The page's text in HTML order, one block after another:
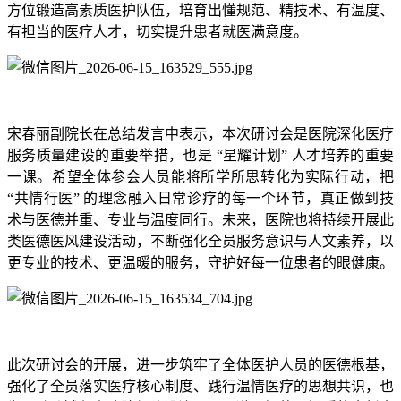
方位锻造高素质医护队伍，培育出懂规范、精技术、有温度、
有担当的医疗人才，切实提升患者就医满意度。
宋春丽副院长在总结发言中表示，本次研讨会是医院深化医疗
服务质量建设的重要举措，也是 “星耀计划” 人才培养的重要
一课。希望全体参会人员能将所学所思转化为实际行动，把
“共情行医” 的理念融入日常诊疗的每一个环节，真正做到技
术与医德并重、专业与温度同行。未来，医院也将持续开展此
类医德医风建设活动，不断强化全员服务意识与人文素养，以
更专业的技术、更温暖的服务，守护好每一位患者的眼健康。
此次研讨会的开展，进一步筑牢了全体医护人员的医德根基，
强化了全员落实医疗核心制度、践行温情医疗的思想共识，也